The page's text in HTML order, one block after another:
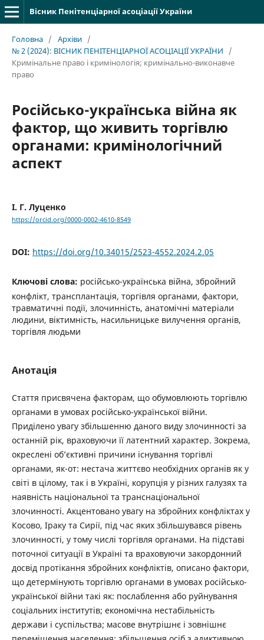
Вісник Пенітенціарної асоціації України
Головна / Архіви /
№ 2 (2024): ВІСНИК ПЕНІТЕНЦІАРНОЇ АСОЦІАЦІЇ УКРАЇНИ
/
Кримінальне право і кримінологія; кримінально-виконавче
право
Російсько-українська війна як
фактор, що живить торгівлю
органами: кримінологічний
аспект
І. Г. Луценко
https://orcid.org/0000-0002-4610-8549
DOI: https://doi.org/10.34015/2523-4552.2024.2.05
Ключові слова: російсько-українська війна, збройний
конфлікт, трансплантація, торгівля органами, фактори,
травматичні події, злочинність, анатомічні матеріали
людини, віктимність, насильницьке вилучення органів,
торгівля людьми
Анотація
Стаття присвячена факторам, що обумовлюють торгівлю
органами в умовах російсько-української війни.
Приділено увагу збільшенню даного виду злочинності за
останній рік, враховуючи її латентний характер. Зокрема,
окреслені об’єктивні причини існування торгівлі
органами, як-от: нестача життєво необхідних органів як у
світі в цілому, так і в Україні, корупція у різних галузях та
наявність національної та транснаціональної
злочинності. Акцентовано увагу на збройних конфліктах у
Косово, Іраку та Сирії, під час яких збільшувався рівень
злочинності, у тому числі торгівля органами. На підставі
поточної ситуації в Україні та враховуючи закордонний
досвід протікання збройних конфліктів, описано фактори,
що детермінують торгівлю органами в умовах російсько-
української війни такі як: послаблення або руйнування
соціальних інститутів; економічна нестабільність
держави і суспільства; масове внутрішнє і зовнішнє